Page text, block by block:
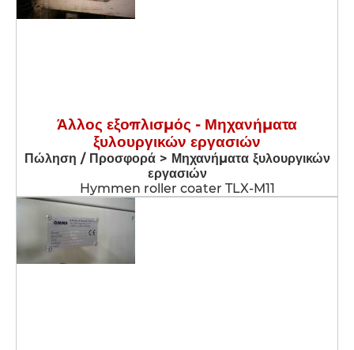
Άλλος εξοπλισμός - Μηχανήματα
ξυλουργικών εργασιών
Πώληση / Προσφορά > Μηχανήματα ξυλουργικών
εργασιών
Hymmen roller coater TLX-M11